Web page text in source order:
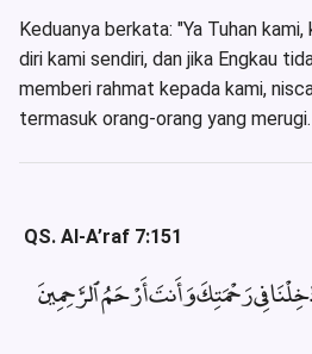
Keduanya berkata: "Ya Tuhan
diri kami sendiri, dan jika Engkau
memberi rahmat kepada kami,
termasuk orang-orang yang merugi.
QS. Al-A’raf 7:151
فِى رَحْمَتِكَ وَأَنتَ أَرْحَمُ ٱلرَّٰحِمِينَ